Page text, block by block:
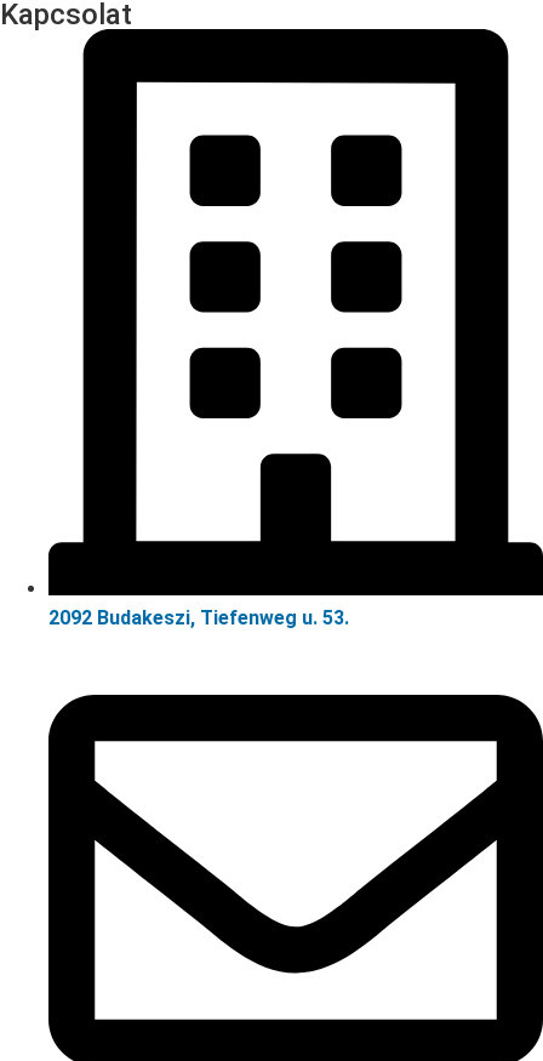
Kapcsolat
2092 Budakeszi, Tiefenweg u. 53.